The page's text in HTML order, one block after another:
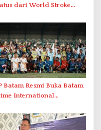
dari World Stroke
Internasional
Batam Resmi Buka Batam
International
di Stadion Temenggung
Jamal